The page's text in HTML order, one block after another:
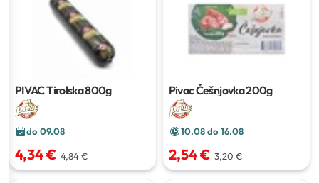
PIVAC Tirolska800g
do 09.08
4,34 € 4,84 €
Pivac Češnjovka200g
10.08 do 16.08
2,54 € 3,20 €